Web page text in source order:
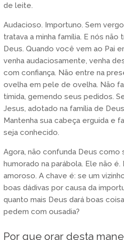
de leite.
Audacioso. Importuno. Sem
tratava a minha família. E nós
Deus. Quando você vem ao Pai
venha audaciosamente, venha
com confiança. Não entre na
ovelha em pele de ovelha. Não
tímida, gemendo seus pedidos.
Jesus, adotado na família de
Mantenha sua cabeça erguida e
seja conhecido.
Agora, não confunda Deus como
humorado na parábola. Ele não
amoroso. A chave é: se um
boas dádivas por causa da
quanto mais Deus dará boas
pedem com ousadia?
Por que orar desta